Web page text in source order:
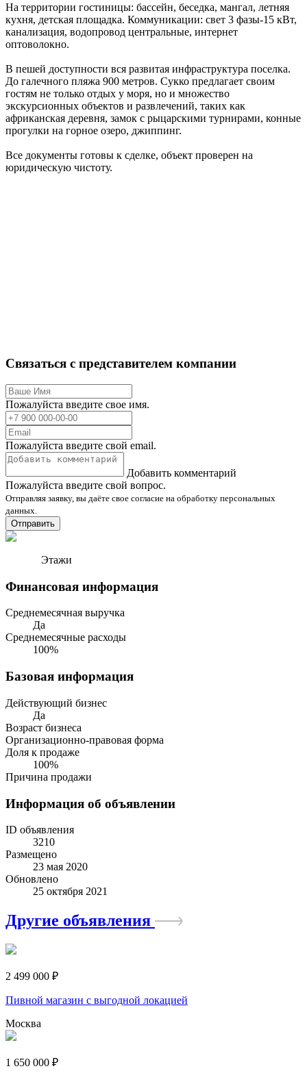
На территории гостиницы: бассейн, беседка, мангал, летняя
кухня, детская площадка. Коммуникации: свет 3 фазы-15 кВт,
канализация, водопровод центральные, интернет
оптоволокно.
В пешей доступности вся развитая инфраструктура поселка.
До галечного пляжа 900 метров. Сукко предлагает своим
гостям не только отдых у моря, но и множество
экскурсионных объектов и развлечений, таких как
африканская деревня, замок с рыцарскими турнирами, конные
прогулки на горное озеро, джиппинг.
Все документы готовы к сделке, объект проверен на
юридическую чистоту.
Связаться с представителем компании
Пожалуйста введите свое имя.
Пожалуйста введите свой email.
Добавить комментарий
Пожалуйста введите свой вопрос.
Отправляя заявку, вы даёте свое согласие на обработку персональных
данных.
Отправить
Этажи
Финансовая информация
Среднемесячная выручка
Да
Среднемесячные расходы
100%
Базовая информация
Действующий бизнес
Да
Возраст бизнеса
Организационно-правовая форма
Доля к продаже
100%
Причина продажи
Информация об объявлении
ID объявления
3210
Размещено
23 мая 2020
Обновлено
25 октября 2021
Другие объявления
2 499 000 ₽
Пивной магазин с выгодной локацией
Москва
1 650 000 ₽